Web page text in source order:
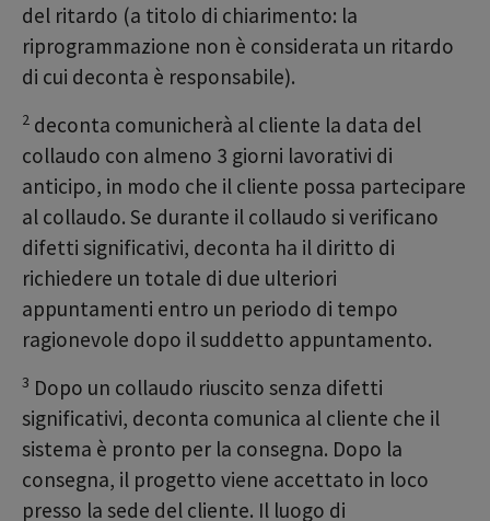
del ritardo (a titolo di chiarimento: la
riprogrammazione non è considerata un ritardo
di cui deconta è responsabile).
2 deconta comunicherà al cliente la data del
collaudo con almeno 3 giorni lavorativi di
anticipo, in modo che il cliente possa partecipare
al collaudo. Se durante il collaudo si verificano
difetti significativi, deconta ha il diritto di
richiedere un totale di due ulteriori
appuntamenti entro un periodo di tempo
ragionevole dopo il suddetto appuntamento.
3 Dopo un collaudo riuscito senza difetti
significativi, deconta comunica al cliente che il
sistema è pronto per la consegna. Dopo la
consegna, il progetto viene accettato in loco
presso la sede del cliente. Il luogo di